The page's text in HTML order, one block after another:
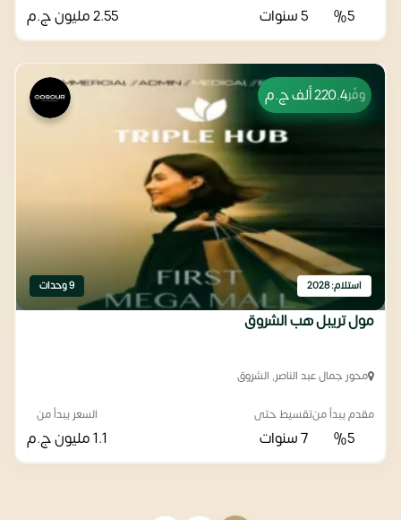
%5 5 سنوات 2.55 مليون ج.م
وفّر220.4 ألف ج.م
استلام: 2028 9 وحدات
مول تريبل هب الشروق
محور جمال عبد الناصر, الشروق
مقدم يبدأ من
%5
تقسيط حتى
7 سنوات
السعر يبدأ من
1.1 مليون ج.م